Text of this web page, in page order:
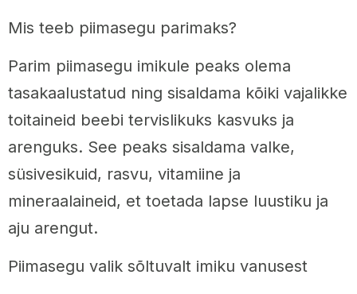
Mis teeb piimasegu parimaks?
Parim piimasegu imikule peaks olema
tasakaalustatud ning sisaldama kõiki vajalikke
toitaineid beebi tervislikuks kasvuks ja
arenguks. See peaks sisaldama valke,
süsivesikuid, rasvu, vitamiine ja
mineraalaineid, et toetada lapse luustiku ja
aju arengut.
Piimasegu valik sõltuvalt imiku vanusest